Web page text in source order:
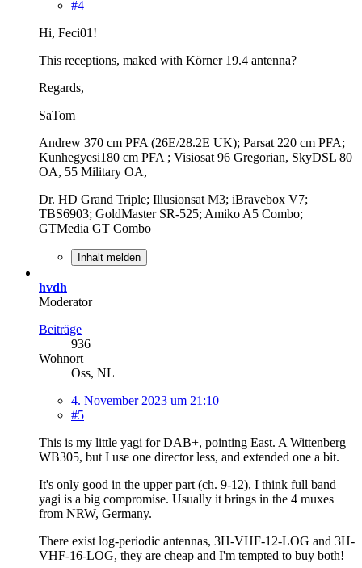
#4
Hi, Feci01!
This receptions, maked with Körner 19.4 antenna?
Regards,
SaTom
Andrew 370 cm PFA (26E/28.2E UK); Parsat 220 cm PFA;
Kunhegyesi180 cm PFA ; Visiosat 96 Gregorian, SkyDSL 80
OA, 55 Military OA,
Dr. HD Grand Triple; Illusionsat M3; iBravebox V7;
TBS6903; GoldMaster SR-525; Amiko A5 Combo;
GTMedia GT Combo
Inhalt melden
hvdh
Moderator
Beiträge
936
Wohnort
Oss, NL
4. November 2023 um 21:10
#5
This is my little yagi for DAB+, pointing East. A Wittenberg
WB305, but I use one director less, and extended one a bit.
It's only good in the upper part (ch. 9-12), I think full band
yagi is a big compromise. Usually it brings in the 4 muxes
from NRW, Germany.
There exist log-periodic antennas, 3H-VHF-12-LOG and 3H-
VHF-16-LOG, they are cheap and I'm tempted to buy both!